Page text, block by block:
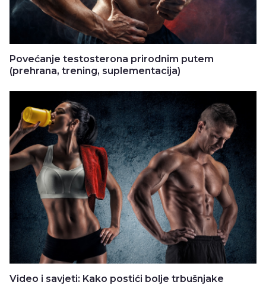
Povećanje testosterona prirodnim putem
(prehrana, trening, suplementacija)
Video i savjeti: Kako postići bolje trbušnjake